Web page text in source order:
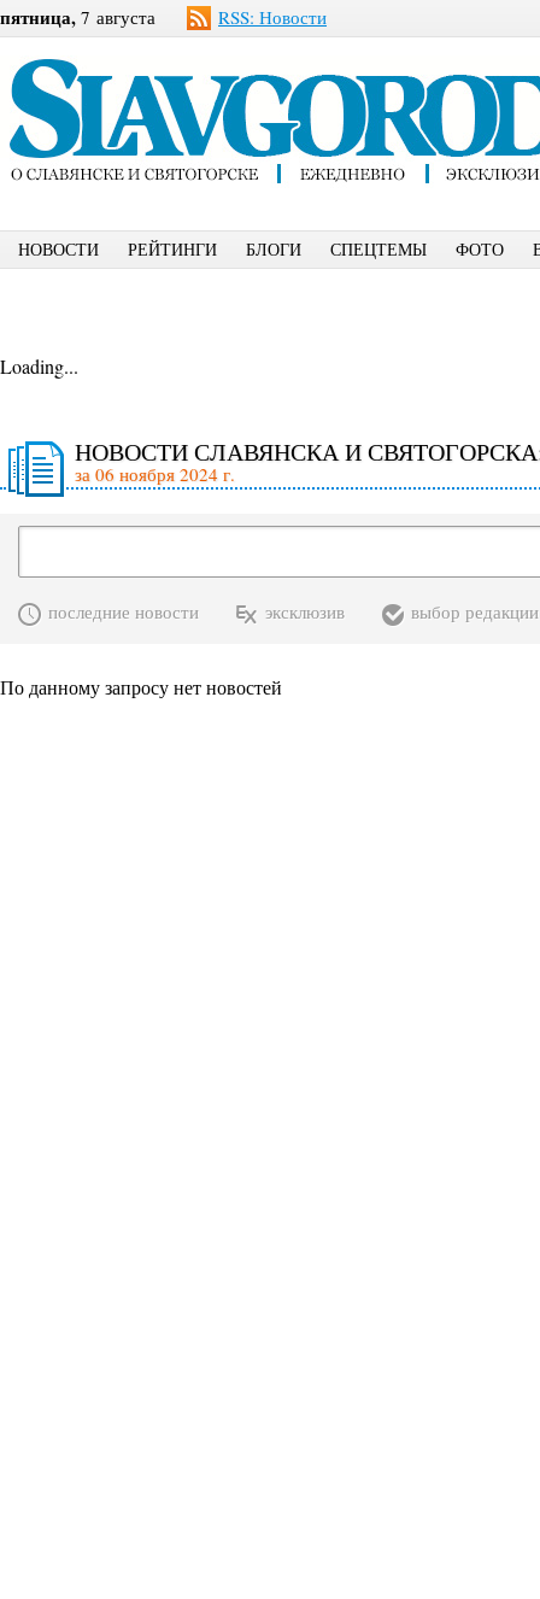
пятница, 7 августа RSS: Новости
НОВОСТИ РЕЙТИНГИ БЛОГИ СПЕЦТЕМЫ ФОТО
Loading...
НОВОСТИ СЛАВЯНСКА И
за 06 ноября 2024 г.
последние новости эксклюзив выбор редакции
По данному запросу нет новостей